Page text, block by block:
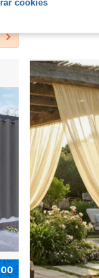
R$29,69
cookies